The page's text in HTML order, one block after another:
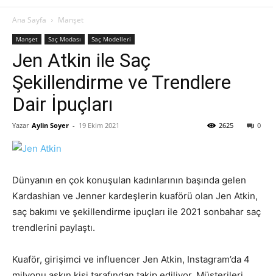
Ana Sayfa Manşet
Manşet Saç Modası Saç Modelleri
Jen Atkin ile Saç
Şekillendirme ve Trendlere
Dair İpuçları
Yazar Aylin Soyer - 19 Ekim 2021 0
2625
Dünyanın en çok konuşulan kadınlarının başında gelen
Kardashian ve Jenner kardeşlerin kuaförü olan Jen Atkin,
saç bakımı ve şekillendirme ipuçları ile 2021 sonbahar saç
trendlerini paylaştı.
Kuaför, girişimci ve influencer Jen Atkin, Instagram’da 4